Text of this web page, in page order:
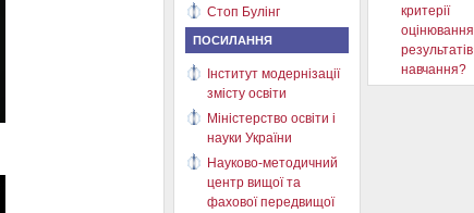
Стоп Булінг
ПОСИЛАННЯ
Інститут модернізації
змісту освіти
Міністерство освіти і
науки України
Науково-методичний
центр вищої та
фахової передвищої
критерії
оцінювання
результатів
навчання?